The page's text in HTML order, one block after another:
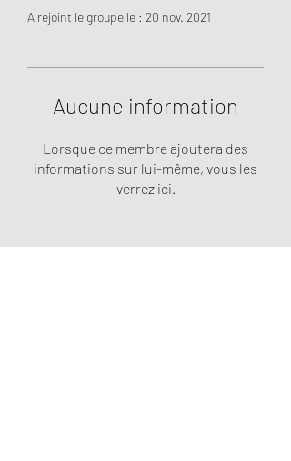
A rejoint le groupe le : 20 nov. 2021
Aucune information
Lorsque ce membre ajoutera des
informations sur lui-même, vous les
verrez ici.